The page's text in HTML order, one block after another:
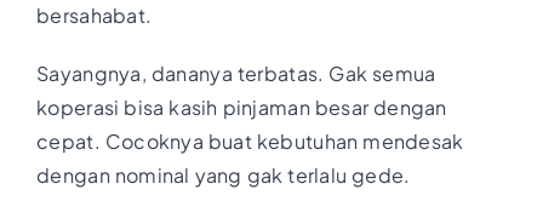
bersahabat.
Sayangnya, dananya terbatas. Gak semua
koperasi bisa kasih pinjaman besar dengan
cepat. Cocoknya buat kebutuhan mendesak
dengan nominal yang gak terlalu gede.